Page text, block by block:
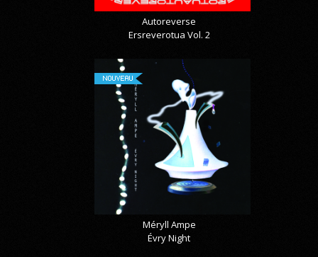
Autoreverse
Ersreverotua Vol. 2
NOUVEAU
Méryll Ampe
Évry Night